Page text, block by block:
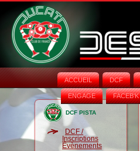
ACCUEIL DCF
ENGAGE FACEB'K
DCF PISTA
DCF /
Inscriptions
Évènements